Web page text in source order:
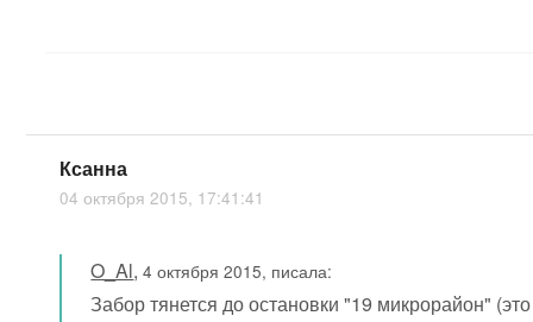
Ксанна
04 октября 2015, 17:41:41
O_Al,4 октября 2015, писала:
Забор тянется до остановки "19 микрорайон"